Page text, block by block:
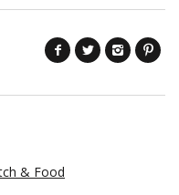
& Food